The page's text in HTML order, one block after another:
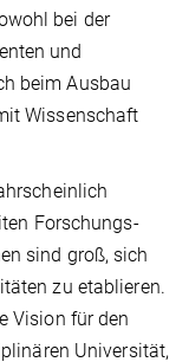
bei der
und
beim Ausbau
Wissenschaft
Forschungs-
sind groß, sich
zu etablieren.
Vision für den
Universität,